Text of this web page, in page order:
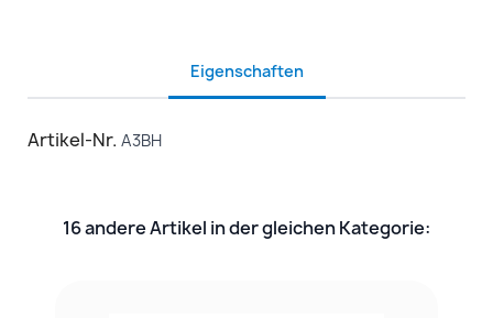
Eigenschaften
Artikel-Nr. A3BH
16 andere Artikel in der gleichen Kategorie: